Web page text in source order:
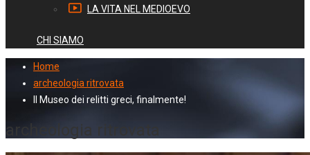
LA VITA NEL MEDIOEVO
CHI SIAMO
Home
archeologia ritrovata
Il Museo dei relitti greci, finalmente!
archeologia ritrovata